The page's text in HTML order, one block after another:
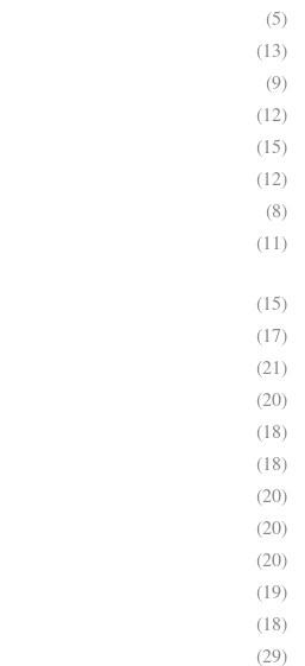
(5)
(13)
(9)
(12)
(15)
(12)
(8)
(11)
(15)
(17)
(21)
(20)
(18)
(18)
(20)
(20)
(20)
(19)
(18)
(29)